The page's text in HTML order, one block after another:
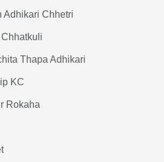
Adhikari Chhetri
Thapa Adhikari
KC
Rokaha